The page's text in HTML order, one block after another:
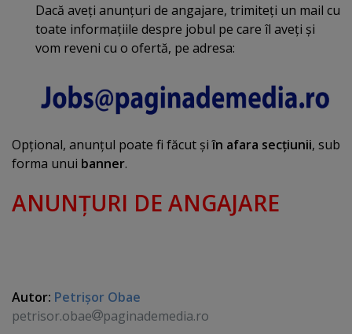
Dacă aveţi anunţuri de angajare, trimiteţi un mail cu
toate informaţiile despre jobul pe care îl aveţi şi
vom reveni cu o ofertă, pe adresa:
Opţional, anunţul poate fi făcut şiîn afara secţiunii, sub
forma unui banner.
ANUNŢURI DE ANGAJARE
Autor: Petrişor Obae
petrisor.obae
paginademedia.ro